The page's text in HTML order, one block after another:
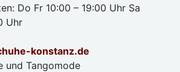
Do Fr 10:00 – 19:00 Uhr Sa
Uhr
konstanz.de
und Tangomode